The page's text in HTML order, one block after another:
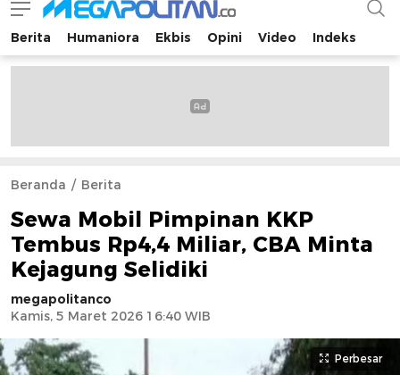
Megapolitan.co
Menyajikan berita-berita fakta bagi pembaca
Berita Humaniora Ekbis Opini Video Indeks
Beranda Berita
Sewa Mobil Pimpinan KKP
Tembus Rp4,4 Miliar, CBA Minta
Kejagung Selidiki
megapolitanco
Kamis, 5 Maret 2026 16:40 WIB
Perbesar